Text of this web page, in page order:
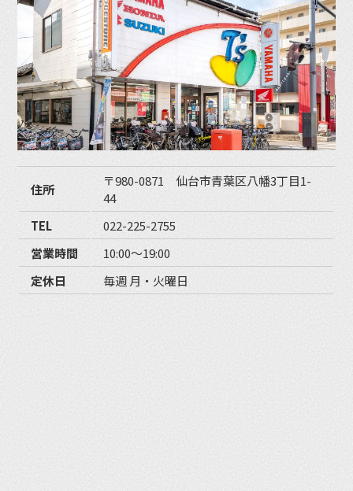
住所
〒980-0871 仙台市青葉区八幡3丁目1-
44
TEL
022-225-2755
営業時間
10:00〜19:00
定休日
毎週 月・火曜日